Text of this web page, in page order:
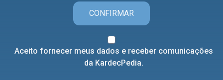
CONFIRMAR
Aceito fornecer meus dados e receber comunicações
da KardecPedia.